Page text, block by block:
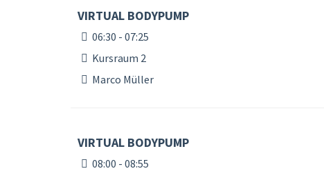
VIRTUAL BODYPUMP
06:30 - 07:25
Kursraum 2
Marco Müller
VIRTUAL BODYPUMP
08:00 - 08:55